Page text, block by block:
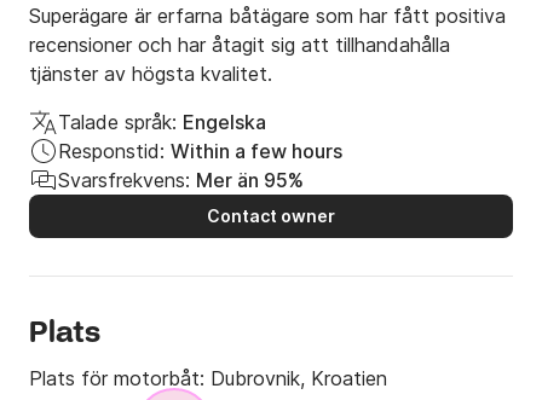
Superägare är erfarna båtägare som har fått positiva
recensioner och har åtagit sig att tillhandahålla
tjänster av högsta kvalitet.
Talade språk: Engelska
Responstid: Within a few hours
Svarsfrekvens: Mer än 95%
Contact owner
Plats
Plats för motorbåt: Dubrovnik, Kroatien